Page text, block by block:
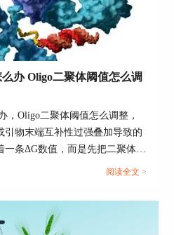
出，Oligo的参数设置体
，还可实时组合调用，是
业深度的设计工具之一。
保存模板
多批次设计的一致性，
的参数保存为模板，在今
一功能不仅适用于同类型
致的实验失败风险。
菜单栏中
办 Oligo二聚体阈值怎么调
，Oligo二聚体阈值怎么调整，
引物末端互补性过强叠加导致的
一条ΔG数值，而是先把二聚体类
选的阈值设到与你的PCR体系匹
一遍。...
阅读全文 >